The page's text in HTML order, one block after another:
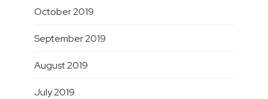
October 2019
September 2019
August 2019
July 2019